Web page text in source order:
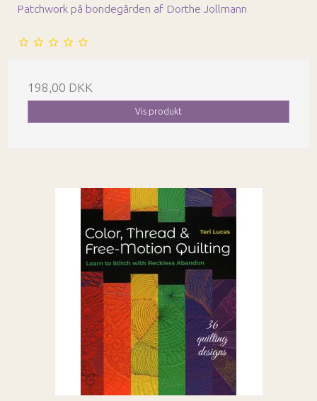
Patchwork på bondegården af Dorthe Jollmann
198,00 DKK
Vis produkt